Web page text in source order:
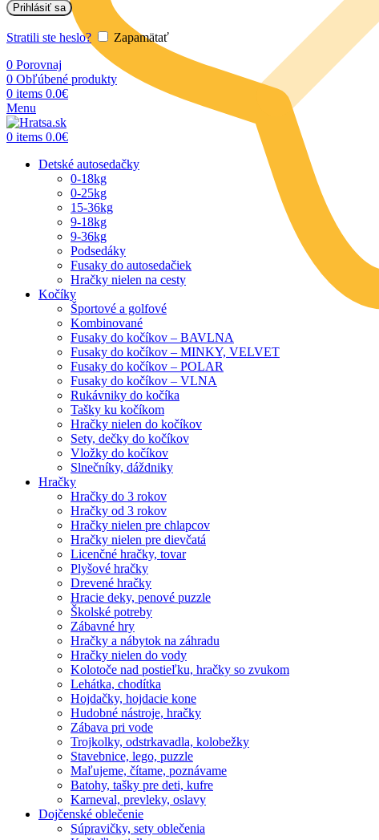
Prihlásiť sa
Stratili ste heslo?
Zapamätať
0 Porovnaj
0 Obľúbené produkty
0 items 0.0€
Menu
0 items 0.0€
Detské autosedačky
0-18kg
0-25kg
15-36kg
9-18kg
9-36kg
Podsedáky
Fusaky do autosedačiek
Hračky nielen na cesty
Kočíky
Športové a golfové
Kombinované
Fusaky do kočíkov – BAVLNA
Fusaky do kočíkov – MINKY, VELVET
Fusaky do kočíkov – POLAR
Fusaky do kočíkov – VLNA
Rukávniky do kočíka
Tašky ku kočíkom
Hračky nielen do kočíkov
Sety, dečky do kočíkov
Vložky do kočíkov
Slnečníky, dáždniky
Hračky
Hračky do 3 rokov
Hračky od 3 rokov
Hračky nielen pre chlapcov
Hračky nielen pre dievčatá
Licenčné hračky, tovar
Plyšové hračky
Drevené hračky
Hracie deky, penové puzzle
Školské potreby
Zábavné hry
Hračky a nábytok na záhradu
Hračky nielen do vody
Kolotoče nad postieľku, hračky so zvukom
Lehátka, chodítka
Hojdačky, hojdacie kone
Hudobné nástroje, hračky
Zábava pri vode
Trojkolky, odstrkavadla, kolobežky
Stavebnice, lego, puzzle
Maľujeme, čítame, poznávame
Batohy, tašky pre deti, kufre
Karneval, prevleky, oslavy
Dojčenské oblečenie
Súpravičky, sety oblečenia